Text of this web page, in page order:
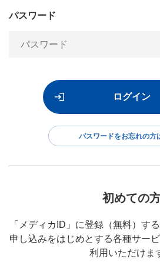
パスワード
パスワードをお忘れの方
初めての
「メディカID」に登録（無料）す
申し込みをはじめとする各種サー
利用いただけま